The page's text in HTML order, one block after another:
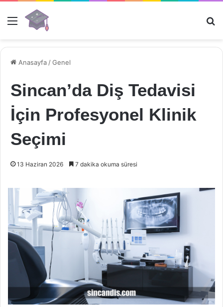
Menü
Anasayfa /Genel
Sincan’da Diş Tedavisi
İçin Profesyonel Klinik
Seçimi
13 Haziran 2026 7 dakika okuma süresi